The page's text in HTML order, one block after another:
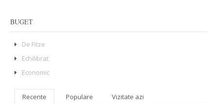
BUGET
De Fitze
Echilibrat
Economic
Recente Populare Vizitate azi